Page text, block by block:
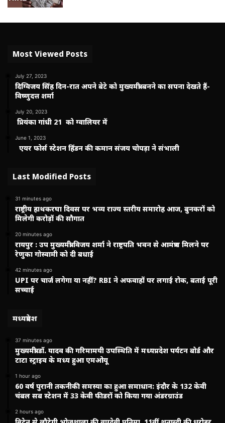
Most Viewed Posts
July 27, 2023
दिग्विजय सिंह दिन-रात अपने बेटे को मुख्यमंत्री बनने का सपना देखते हैं-
विष्णुदत्त शर्मा
July 20, 2023
प्रियंका गांधी 21 को ग्वालियर में
June 1, 2023
एयर फोर्स स्टेशन हिंडन की कमान संजय चोपड़ा ने संभाली
Last Modified Posts
31 minutes ago
राष्ट्रीय हाथकरघा दिवस पर भव्य राज्य स्तरीय समारोह आज, बुनकरों को
मिलेगी करोड़ों की सौगात
20 minutes ago
रायपुर : उप मुख्यमंत्री विजय शर्मा ने राष्ट्रपति भवन से आमंत्रण मिलने पर
रेणुका गोस्वामी को दी बधाई
42 minutes ago
UPI पर चार्ज लगेगा या नहीं? RBI ने अफवाहों पर लगाई रोक, बताई पूरी
सच्चाई
मध्यप्रदेश
37 minutes ago
मुख्यमंत्री डॉ. यादव की गरिमामयी उपस्थिति में मध्यप्रदेश पर्यटन बोर्ड और
टाटा स्ट्राइव के मध्य हुआ एमओयू
1 hour ago
60 वर्ष पुरानी तकनीकी समस्या का हुआ समाधान: इंदौर के 132 केवी
चंबल सब स्टेशन में 33 केवी फीडरों को किया गया अंडरग्राउंड
2 hours ago